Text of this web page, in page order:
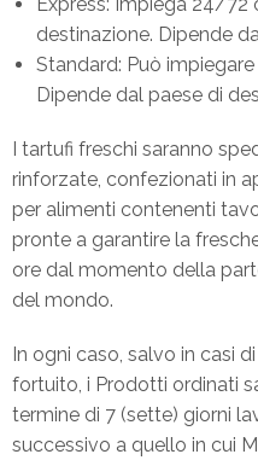
destinazione. Dipende
Standard: Può
Dipende dal paese di
I tartufi freschi saranno
rinforzate, confezionati in
per alimenti contenenti
pronte a garantire la
ore dal momento della
del mondo.
In ogni caso, salvo in casi
fortuito, i Prodotti ordinati
termine di 7 (sette) giorni
successivo a quello in cui